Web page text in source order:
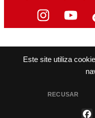
Este site utiliza
RECUSAR